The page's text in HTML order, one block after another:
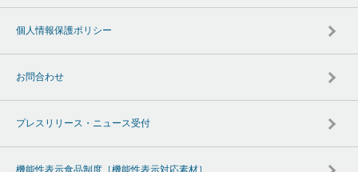
個人情報保護ポリシー
お問合わせ
プレスリリース・ニュース受付